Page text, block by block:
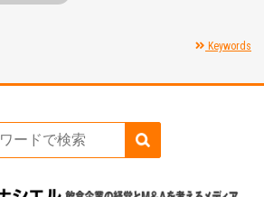
Keywords